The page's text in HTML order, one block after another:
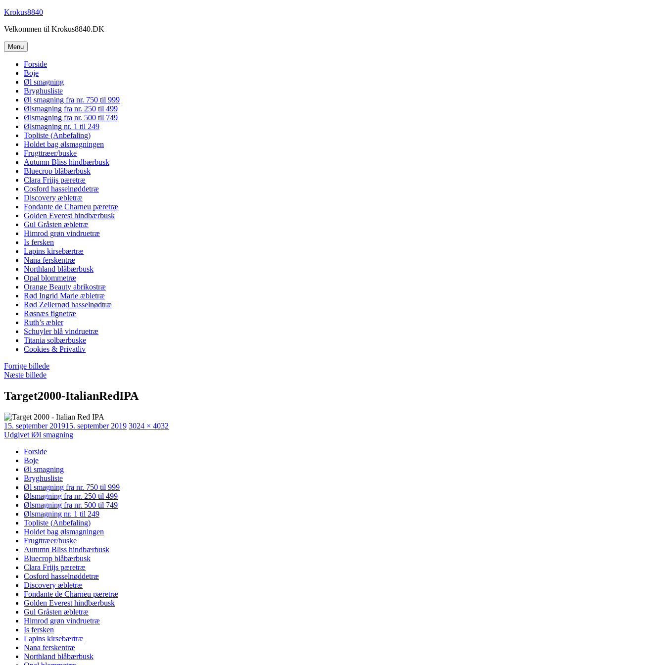
Videre
indhold
Krokus8840
Velkommen til Krokus8840.DK
Menu
Forside
Boje
Øl smagning
Bryghusliste
Øl smagning fra nr. 750 til 999
Ølsmagning fra nr. 250 til 499
Ølsmagning fra nr. 500 til 749
Ølsmagning nr. 1 til 249
Topliste (Anbefaling)
Holdet bag ølsmagningen
Frugttræer/buske
Autumn Bliss hindbærbusk
Bluecrop blåbærbusk
Clara Friijs pæretræ
Cosford hasselnøddetræ
Discovery æbletræ
Fondante de Charneu pæretræ
Golden Everest hindbærbusk
Gul Gråsten æbletræ
Himrod grøn vindruetræ
Is fersken
Lapins kirsebærtræ
Nana ferskentræ
Northland blåbærbusk
Opal blommetræ
Orange Beauty abrikostræ
Rød Ingrid Marie æbletræ
Rød Zellernød hasselnødtræ
Røsnæs fignetræ
Ruth’s æbler
Schuyler blå vindruetræ
Titania solbærbuske
Cookies & Privatliv
Forrige billede
Næste billede
Target2000-ItalianRedIPA
Udgivet
15. september 201915. september 2019 Faktisk
3024 × 4032
Indlægsnavigation
Udgivet iØl smagning
Forside
Boje
Øl smagning
Bryghusliste
Øl smagning fra nr. 750 til 999
Ølsmagning fra nr. 250 til 499
Ølsmagning fra nr. 500 til 749
Ølsmagning nr. 1 til 249
Topliste (Anbefaling)
Holdet bag ølsmagningen
Frugttræer/buske
Autumn Bliss hindbærbusk
Bluecrop blåbærbusk
Clara Friijs pæretræ
Cosford hasselnøddetræ
Discovery æbletræ
Fondante de Charneu pæretræ
Golden Everest hindbærbusk
Gul Gråsten æbletræ
Himrod grøn vindruetræ
Is fersken
Lapins kirsebærtræ
Nana ferskentræ
Northland blåbærbusk